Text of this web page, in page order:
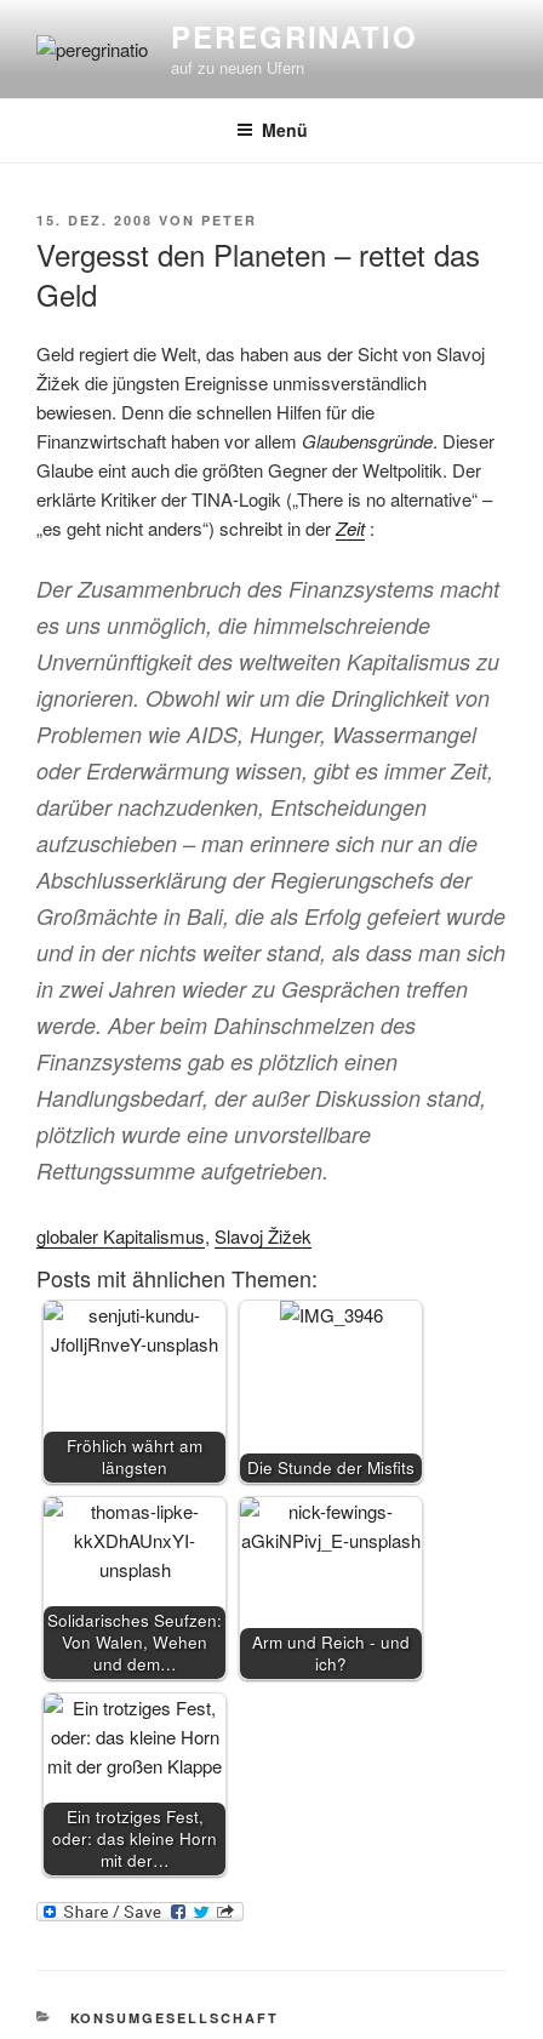
Inhalt
PEREGRINATIO
auf zu neuen Ufern
Menü
VERÖFFENTLICHT
15. DEZ. 2008 VON PETER
Vergesst den Planeten – rettet das
Geld
Geld regiert die Welt, das haben aus der Sicht von Slavoj
Žižek die jüngsten Ereignisse unmissverständlich
bewiesen. Denn die schnellen Hilfen für die
Finanzwirtschaft haben vor allem Glaubensgründe. Dieser
Glaube eint auch die größten Gegner der Weltpolitik. Der
erklärte Kritiker der TINA-Logik („There is no alternative“ –
„es geht nicht anders“) schreibt in derZeit:
Der Zusammenbruch des Finanzsystems macht
es uns unmöglich, die himmelschreiende
Unvernünftigkeit des weltweiten Kapitalismus zu
ignorieren. Obwohl wir um die Dringlichkeit von
Problemen wie AIDS, Hunger, Wassermangel
oder Erderwärmung wissen, gibt es immer Zeit,
darüber nachzudenken, Entscheidungen
aufzuschieben – man erinnere sich nur an die
Abschlusserklärung der Regierungschefs der
Großmächte in Bali, die als Erfolg gefeiert wurde
und in der nichts weiter stand, als dass man sich
in zwei Jahren wieder zu Gesprächen treffen
werde. Aber beim Dahinschmelzen des
Finanzsystems gab es plötzlich einen
Handlungsbedarf, der außer Diskussion stand,
plötzlich wurde eine unvorstellbare
Rettungssumme aufgetrieben.
globaler Kapitalismus, Slavoj Žižek
Posts mit ähnlichen Themen:
Fröhlich währt am
längsten
Die Stunde der Misfits
Solidarisches Seufzen:
Von Walen, Wehen
und dem…
Arm und Reich - und
ich?
Ein trotziges Fest,
oder: das kleine Horn
mit der…
KATEGORIEN
KONSUMGESELLSCHAFT